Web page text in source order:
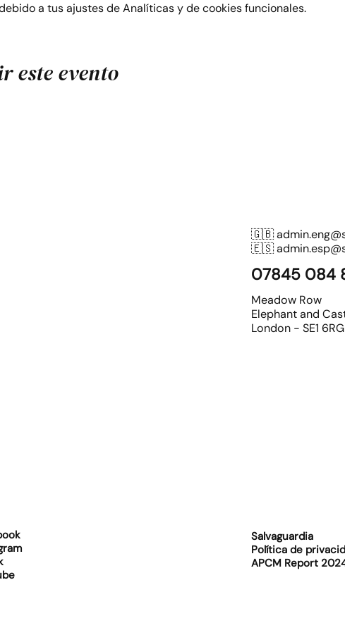
a tus ajustes de Analíticas y de cookies funcionales.
este evento
🇬🇧
🇪🇸
07845 084
Meadow Row
Elephant and
London - SE1 6RG
Salvaguardia
Política de
APCM Report